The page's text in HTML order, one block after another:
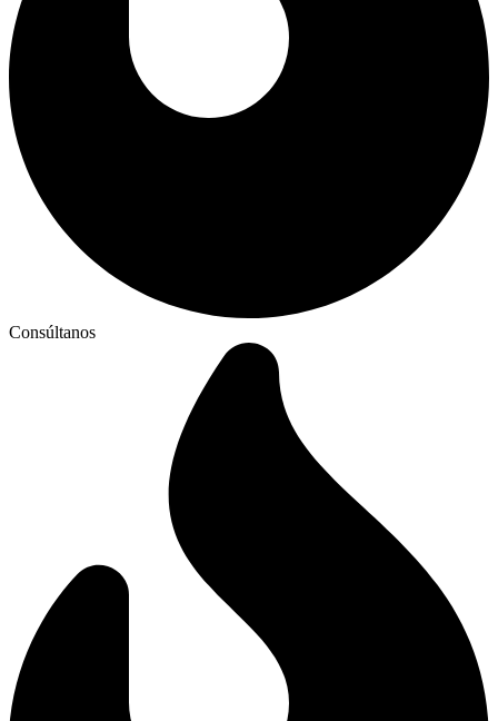
Consúltanos